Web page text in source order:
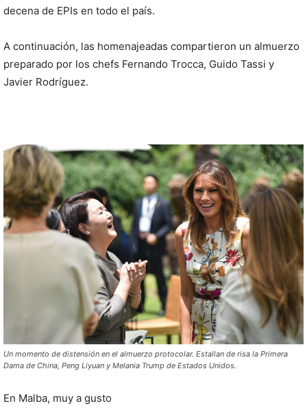
decena de EPIs en todo el país.
A continuación, las homenajeadas compartieron un almuerzo
preparado por los chefs Fernando Trocca, Guido Tassi y
Javier Rodríguez.
Un momento de distensión en el almuerzo protocolar. Estallan de risa la Primera
Dama de China, Peng Liyuan y Melania Trump de Estados Unidos.
En Malba, muy a gusto